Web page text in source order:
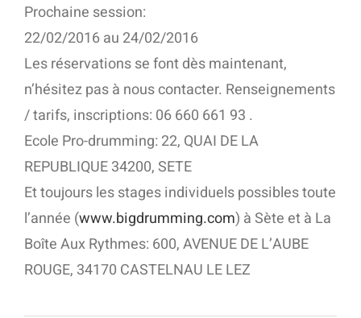
Prochaine session:
22/02/2016 au 24/02/2016
Les réservations se font dès maintenant,
n’hésitez pas à nous contacter. Renseignements
/ tarifs, inscriptions: 06 660 661 93 .
Ecole Pro-drumming: 22, QUAI DE LA
REPUBLIQUE 34200, SETE
Et toujours les stages individuels possibles toute
l’année (www.bigdrumming.com) à Sète et à La
Boîte Aux Rythmes: 600, AVENUE DE L’AUBE
ROUGE, 34170 CASTELNAU LE LEZ